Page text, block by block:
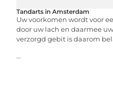
Tandarts in Amsterdam
Uw voorkomen wordt voor
door uw lach en daarmee
verzorgd gebit is daarom
...